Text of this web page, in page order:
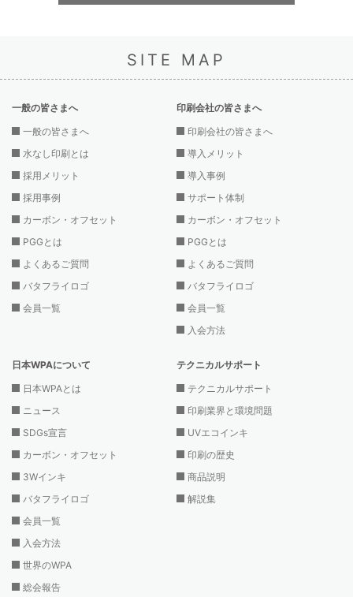
SITE MAP
一般の皆さまへ
一般の皆さまへ
水なし印刷とは
採用メリット
採用事例
カーボン・オフセット
PGGとは
よくあるご質問
バタフライロゴ
会員一覧
印刷会社の皆さまへ
印刷会社の皆さまへ
導入メリット
導入事例
サポート体制
カーボン・オフセット
PGGとは
よくあるご質問
バタフライロゴ
会員一覧
入会方法
日本WPAについて
日本WPAとは
ニュース
SDGs宣言
カーボン・オフセット
3Wインキ
バタフライロゴ
会員一覧
入会方法
世界のWPA
総会報告
テクニカルサポート
テクニカルサポート
印刷業界と環境問題
UVエコインキ
印刷の歴史
商品説明
解説集